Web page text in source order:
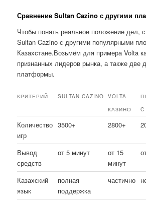
Сравнение Sultan Cazino с другими
Чтобы понять реальное положение дел,
Sultan Cazino с другими популярными
Казахстане.Возьмём для примера Volta
признанных лидеров рынка, а также две
платформы.
КРИТЕРИЙ SULTAN CAZINO
VOLTA
КАЗИНО
C
Количество
игр
3500+ 2800+
Вывод
средств
от 5 минут
от 15
минут
Казахский
язык
полная
поддержка
частично